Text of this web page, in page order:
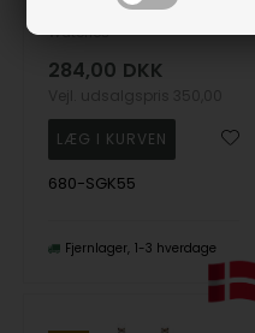
Christina Jewelry &
Watches
284,00 DKK
680-SGK55
Fjernlager 1-3 hverdage